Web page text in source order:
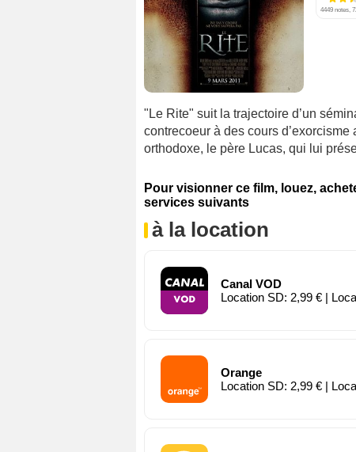
4449 notes,
"Le Rite" suit la trajectoire d’un
contrecoeur à des cours
orthodoxe, le père Lucas, qui lui
Pour visionner ce film, louez,
services suivants
à la location
Canal VOD
Location SD: 2,99 € |
Orange
Location SD: 2,99 € |